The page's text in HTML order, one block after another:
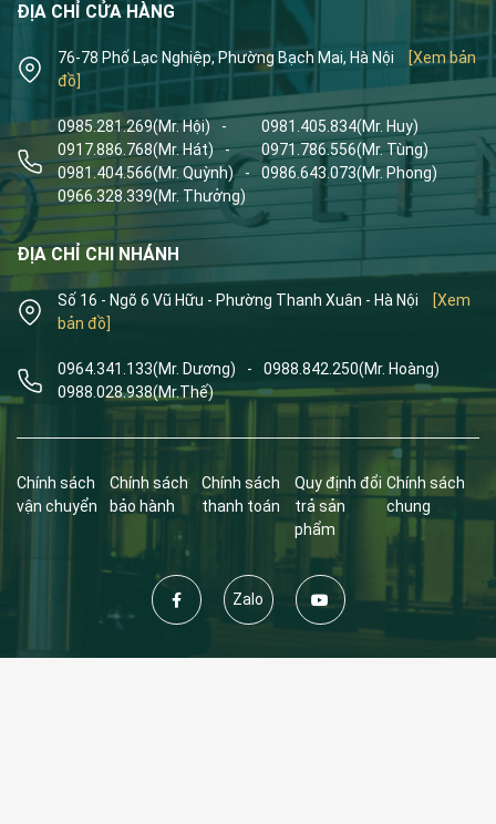
ĐỊA CHỈ CỬA HÀNG
76-78 Phố Lạc Nghiệp, Phường Bạch Mai, Hà Nội
[Xem bản
đồ]
0985.281.269(Mr. Hội) - 0981.405.834(Mr. Huy)
0917.886.768(Mr. Hát) - 0971.786.556(Mr. Tùng)
0981.404.566(Mr. Quỳnh) - 0986.643.073(Mr. Phong)
0966.328.339(Mr. Thưởng)
ĐỊA CHỈ CHI NHÁNH
Số 16 - Ngõ 6 Vũ Hữu - Phường Thanh Xuân - Hà Nội
[Xem
bản đồ]
0964.341.133(Mr. Dương) - 0988.842.250(Mr. Hoàng)
0988.028.938(Mr.Thế)
Chính sách
vận chuyển
Chính sách
bảo hành
Chính sách
thanh toán
Quy định đổi
trả sản
phẩm
Chính sách
chung
Zalo